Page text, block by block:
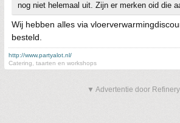
nog niet helemaal uit. Zijn er merken oid die
Wij hebben alles via
besteld.
http://www.partyalot.nl/
Catering, taarten en workshops
▼ Advertentie door